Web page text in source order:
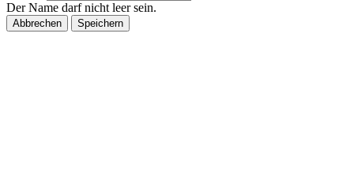
Der Name darf nicht leer sein.
Abbrechen Speichern